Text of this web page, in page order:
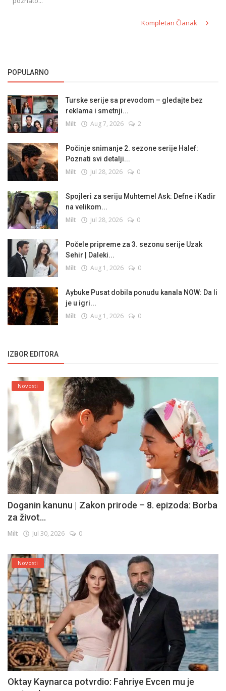
Kompletan Članak
POPULARNO
Turske serije sa prevodom – gledajte bez
reklama i smetnji...
Milt Aug 7, 2026 2
Počinje snimanje 2. sezone serije Halef:
Poznati svi detalji...
Milt Jul 28, 2026 0
Spojleri za seriju Muhtemel Ask: Defne i Kadir
na velikom...
Milt Jul 28, 2026 0
Počele pripreme za 3. sezonu serije Uzak
Sehir | Daleki...
Milt Aug 1, 2026 0
Aybuke Pusat dobila ponudu kanala NOW: Da li
je u igri...
Milt Aug 1, 2026 0
IZBOR EDITORA
Novosti
Doganin kanunu | Zakon prirode – 8. epizoda: Borba
za život...
Milt Jul 30, 2026 0
Novosti
Oktay Kaynarca potvrdio: Fahriye Evcen mu je